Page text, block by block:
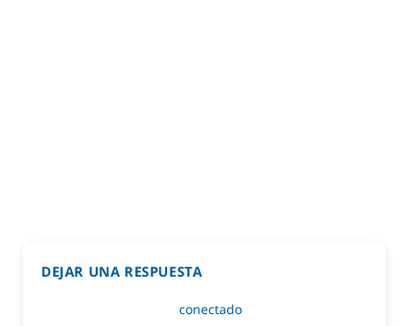
DEJAR UNA RESPUESTA
conectado